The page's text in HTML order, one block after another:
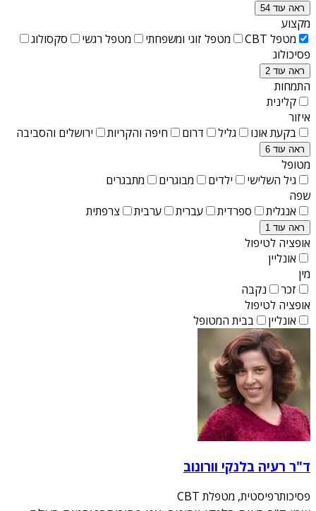
ראה עוד 54
מקצוע
מטפל CBT
מטפל זוגי ומשפחתי מטפל רגשי
סקסולוג
פסיכולוג
ראה עוד 2
התמחות
קלינית
איזור
בקעת אונו
גליל דרום חיפה והקריות ירושלים והסביבה
ראה עוד 6
מטופל
גיל השלישי
ילדים מבוגרים
מתבגרים
שפה
אנגלית
ספרדית עברית ערבית צרפתית
ראה עוד 1
אופציה לטיפול
אונליין
מין
זכר
נקבה
אופציה לטיפול
אונליין
בבית המטופל
ד"ר רעיה בלנקי וורונוב
פסיכותרפיסטית, מטפלת CBT